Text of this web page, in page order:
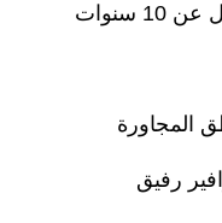
سنوات
المجاورة
رفيق